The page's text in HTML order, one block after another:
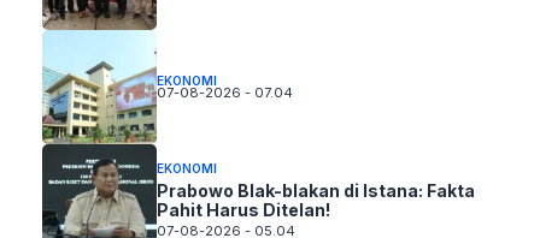
EKONOMI
07-08-2026 - 07.04
EKONOMI
Prabowo Blak-blakan di Istana: Fakta
Pahit Harus Ditelan!
07-08-2026 - 05.04